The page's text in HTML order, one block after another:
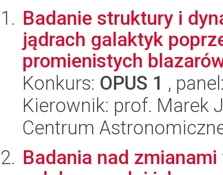
Badanie struktury i
jądrach galaktyk
promienistych
Konkurs: OPUS 1 ,
Kierownik: prof. Marek
Centrum
Badania nad